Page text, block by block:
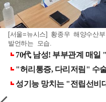
[서울=뉴시스] 황종우 해양수산
발언하는 모습.